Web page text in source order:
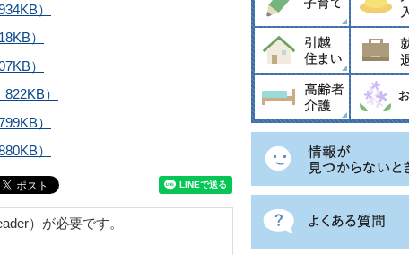
）
）
）
）
）
）
）が必要です。